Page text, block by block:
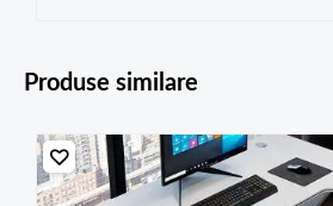
Produse similare